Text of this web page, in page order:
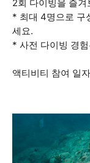
2회 다이빙을 즐겨
* 최대 4명으로 구
세요.
* 사전 다이빙 경
액티비티 참여 일